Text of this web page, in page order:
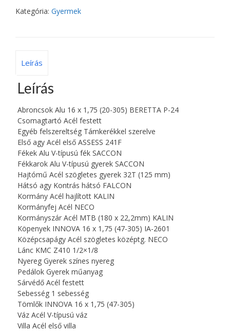
Kategória: Gyermek
Leírás
Leírás
Abroncsok Alu 16 x 1,75 (20-305) BERETTA P-24
Csomagtartó Acél festett
Egyéb felszereltség Támkerékkel szerelve
Első agy Acél első ASSESS 241F
Fékek Alu V-típusú fék SACCON
Fékkarok Alu V-típusú gyerek SACCON
Hajtómű Acél szögletes gyerek 32T (125 mm)
Hátsó agy Kontrás hátsó FALCON
Kormány Acél hajlított KALIN
Kormányfej Acél NECO
Kormányszár Acél MTB (180 x 22,2mm) KALIN
Köpenyek INNOVA 16 x 1,75 (47-305) IA-2601
Középcsapágy Acél szögletes középtg. NECO
Lánc KMC Z410 1/2×1/8
Nyereg Gyerek színes nyereg
Pedálok Gyerek műanyag
Sárvédő Acél festett
Sebesség 1 sebesség
Tömlők INNOVA 16 x 1,75 (47-305)
Váz Acél V-típusú váz
Villa Acél első villa